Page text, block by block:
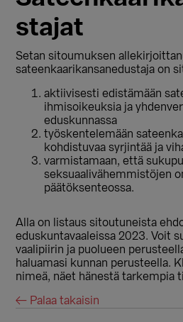
stajat
Setan sitoumuksen
sateenkaarikansanedustaja on
aktiivisesti edistämään
ihmisoikeuksia ja
eduskunnassa
työskentelemään
kohdistuvaa syrjintää ja
varmistamaan, että
seksuaalivähemmistöjen
päätöksenteossa.
Alla on listaus sitoutuneista
eduskuntavaaleissa 2023. Voit
vaalipiirin ja puolueen
haluamasi kunnan perusteella.
nimeä, näet hänestä tarkempia
← Palaa takaisin